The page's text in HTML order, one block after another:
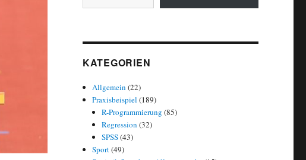
KATEGORIEN
Allgemein (22)
Praxisbeispiel (189)
R-Programmierung (85)
Regression (32)
SPSS(43)
Sport(49)